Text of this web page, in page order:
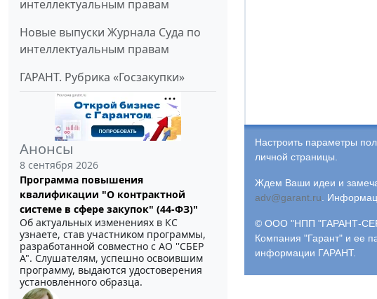
интеллектуальным правам
Новые выпуски Журнала Суда по
интеллектуальным правам
ГАРАНТ. Рубрика «Госзакупки»
Анонсы
8 сентября 2026
Программа повышения
квалификации "О контрактной
системе в сфере закупок" (44-ФЗ)"
Об актуальных изменениях в КС
узнаете, став участником программы,
разработанной совместно с АО ''СБЕР
А". Слушателям, успешно освоившим
программу, выдаются удостоверения
установленного образца.
Настроить параметры
личной страницы.
Ждем Ваши идеи и
adv@garant.ru.
© ООО "НПП "ГАРАНТ-
Компания "Гарант" и ее
информации ГАРАНТ.